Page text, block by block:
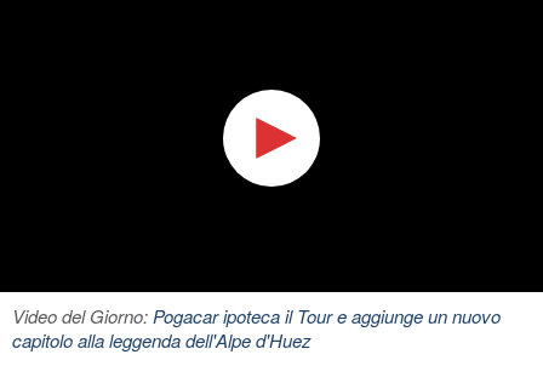
Video del Giorno:Pogacar ipoteca il Tour e aggiunge un nuovo
capitolo alla leggenda dell'Alpe d'Huez